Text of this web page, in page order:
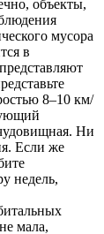
объекты,
мусора
в
8–10 км/
Ни
Если же
недель,
мала,